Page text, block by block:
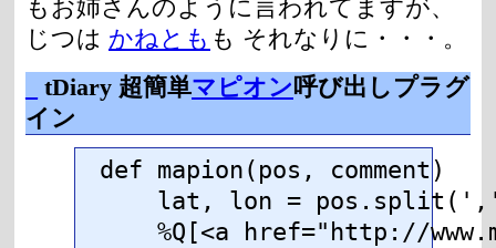
もお姉さんのように言われてますが、
じつは かねとも も それなりに・・・。
tDiary 超簡単マピオン 呼び出しプラグ
イン
def mapion(pos, comment)
lat, lon =
%Q[<a href="http://